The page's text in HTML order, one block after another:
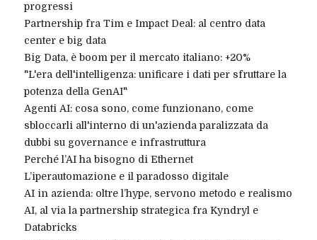
progressi
Partnership fra Tim e Impact Deal: al centro data
center e big data
Big Data, è boom per il mercato italiano: +20%
"L'era dell'intelligenza: unificare i dati per sfruttare la
potenza della GenAI"
Agenti AI: cosa sono, come funzionano, come
sbloccarli all'interno di un'azienda paralizzata da
dubbi su governance e infrastruttura
Perché l’AI ha bisogno di Ethernet
L’iperautomazione e il paradosso digitale
AI in azienda: oltre l’hype, servono metodo e realismo
AI, al via la partnership strategica fra Kyndryl e
Databricks